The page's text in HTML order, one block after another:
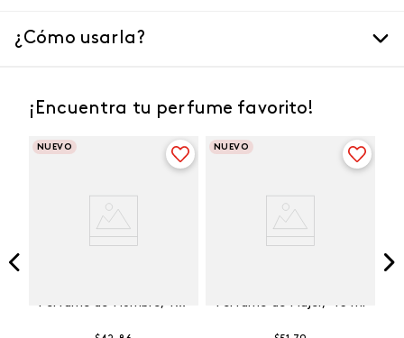
¿Cómo usarla?
¡Encuentra tu perfume favorito!
NUEVO
Perfume de Hombre, 100
NUEVO
Perfume de Mujer, 45 ml